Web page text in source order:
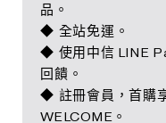
品。
◆ 全站免運。
◆ 使用中信 LINE
回饋。
◆ 註冊會員，首購
WELCOME。